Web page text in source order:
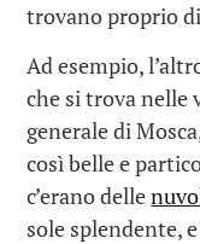
trovano proprio
Ad esempio,
che si trova nelle
generale di
così belle e
c’erano delle
sole splendente,